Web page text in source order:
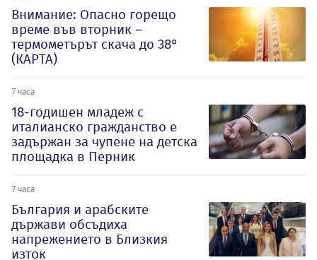
Внимание: Опасно горещо
време във вторник –
термометърът скача до 38°
(КАРТА)
7 часа
18-годишен младеж с
италианско гражданство е
задържан за чупене на детска
площадка в Перник
7 часа
България и арабските
държави обсъдиха
напрежението в Близкия
изток